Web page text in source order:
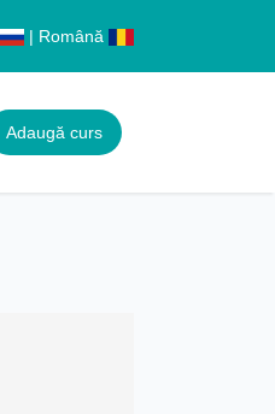
| Română
Adaugă curs